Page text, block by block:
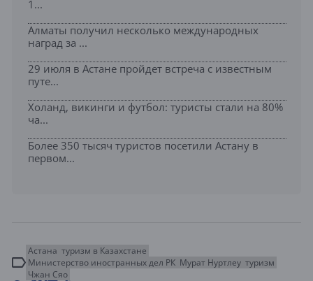
1...
Алматы получил несколько международных
наград за ...
29 июля в Астане пройдет встреча с известным
путе...
Холанд, викинги и футбол: туристы стали на 80%
ча...
Более 350 тысяч туристов посетили Астану в
первом...
Астана туризм в Казахстане
Министерство иностранных дел РК Мурат Нуртлеу туризм
Чжан Сяо